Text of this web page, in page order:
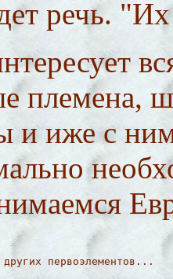
речь.
племена,
и иже с
первоэлементов...